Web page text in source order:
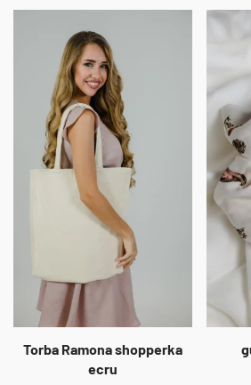
Torba Ramona shopperka
ecru